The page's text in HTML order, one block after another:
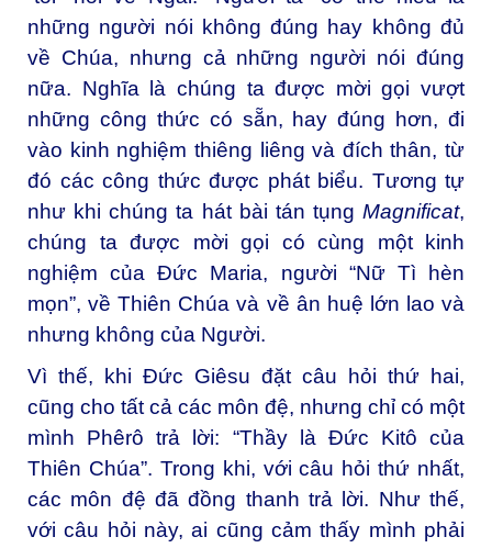
những người nói không đúng hay không đủ
về Chúa, nhưng cả những người nói đúng
nữa. Nghĩa là chúng ta được mời gọi vượt
những công thức có sẵn, hay đúng hơn, đi
vào kinh nghiệm thiêng liêng và đích thân, từ
đó các công thức được phát biểu. Tương tự
như khi chúng ta hát bài tán tụng Magnificat,
chúng ta được mời gọi có cùng một kinh
nghiệm của Đức Maria, người “Nữ Tì hèn
mọn”, về Thiên Chúa và về ân huệ lớn lao và
nhưng không của Người.
Vì thế, khi Đức Giêsu đặt câu hỏi thứ hai,
cũng cho tất cả các môn đệ, nhưng chỉ có một
mình Phêrô trả lời: “Thầy là Đức Kitô của
Thiên Chúa”. Trong khi, với câu hỏi thứ nhất,
các môn đệ đã đồng thanh trả lời. Như thế,
với câu hỏi này, ai cũng cảm thấy mình phải